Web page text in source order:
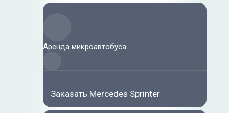
Аренда микроавтобуса
Заказать Mercedes Sprinter